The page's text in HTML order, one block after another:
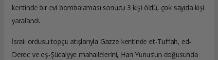
kentinde bir evi bombalaması sonucu 3 kişi öldü, çok sayıda kişi
yaralandı.
İsrail ordusu topçu atışlarıyla Gazze kentinde et-Tuffah, ed-
Derec ve eş-Şücaiyye mahallelerini, Han Yunus’un doğusunda